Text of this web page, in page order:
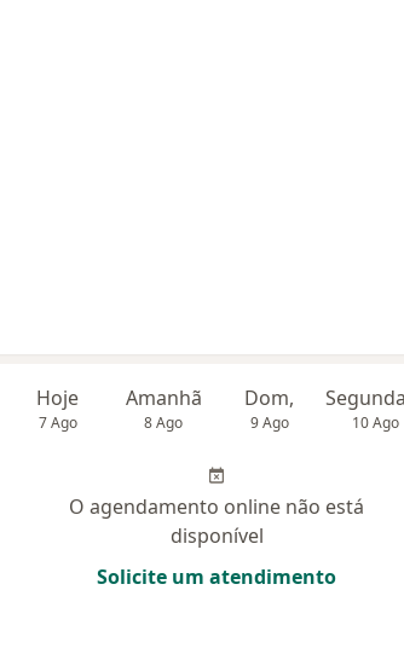
Hoje
7 Ago
Amanhã
8 Ago
Dom,
9 Ago 10 Ago
O agendamento online não está
disponível
Solicite um atendimento